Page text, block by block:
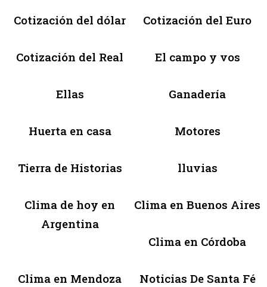
Cotización del dólar Cotización del Euro
Cotización del Real El campo y vos
Ellas Ganadería
Huerta en casa Motores
Tierra de Historias lluvias
Clima de hoy en
Argentina
Clima en Buenos Aires
Clima en Córdoba
Clima en Mendoza Noticias De Santa Fé